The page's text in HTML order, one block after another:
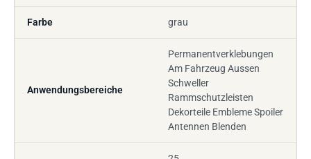
Farbe grau
Anwendungsbereiche
Permanentverklebungen
Am Fahrzeug Aussen
Schweller
Rammschutzleisten
Dekorteile Embleme Spoiler
Antennen Blenden